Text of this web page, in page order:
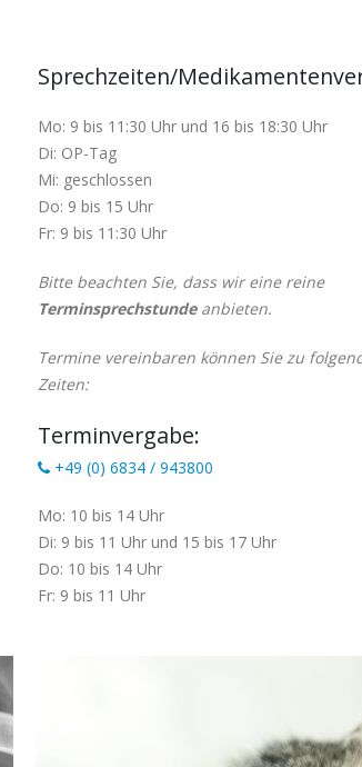
Sprechzeiten/
Mo: 9 bis 11:30 Uhr und 16 bis 18:30 Uhr
Di: OP-Tag
Mi: geschlossen
Do: 9 bis 15 Uhr
Fr: 9 bis 11:30 Uhr
Bitte beachten Sie, dass wir eine reine
Terminsprechstundeanbieten.
Termine vereinbaren können Sie zu
Zeiten:
Terminvergabe:
+49 (0) 6834 / 943800
Mo: 10 bis 14 Uhr
Di: 9 bis 11 Uhr und 15 bis 17 Uhr
Do: 10 bis 14 Uhr
Fr: 9 bis 11 Uhr